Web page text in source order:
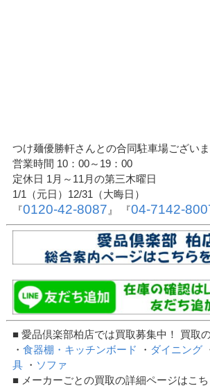
つけ麺優勝軒さんとの合同駐車場ございま
営業時間 10：00～19：00
定休日 1月～11月の第三木曜日
1/1（元日）12/31（大晦日）
『0120-42-8087 』 『04-7142-
■ 愛品倶楽部柏店では買取募集中！ 買取
・食器棚・キッチンボード ・ ダイニング
具 ・ ソファ
■ メーカーごとの買取の詳細ページはこ